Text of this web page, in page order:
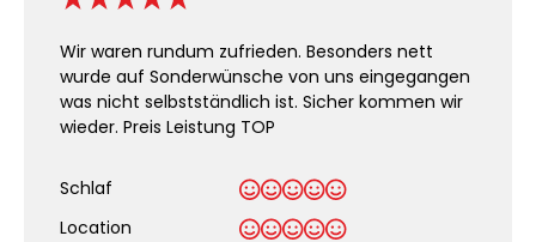
Wir waren rundum zufrieden. Besonders nett
wurde auf Sonderwünsche von uns eingegangen
was nicht selbstständlich ist. Sicher kommen wir
wieder. Preis Leistung TOP
Schlaf
Location